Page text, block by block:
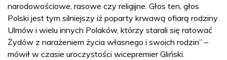
narodowościowe, rasowe czy religijne. Głos ten, głos
Polski jest tym silniejszy iż poparty krwawą ofiarą rodziny
Ulmów i wielu innych Polaków, którzy starali się ratować
Żydów z narażeniem życia własnego i swoich rodzin” –
mówił w czasie uroczystości wicepremier Gliński.